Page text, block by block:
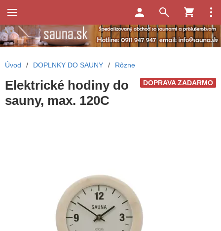
Úvod / DOPLNKY DO SAUNY / Rôzne
DOPRAVA ZADARMO
Elektrické hodiny do
sauny, max. 120C